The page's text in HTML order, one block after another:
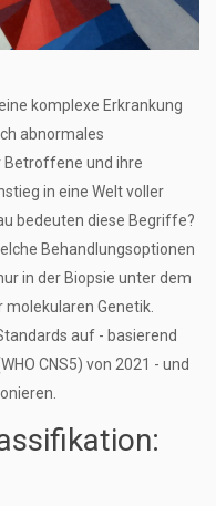
komplexe Erkrankung
abnormales
Betroffene und ihre
in eine Welt voller
bedeuten diese Begriffe?
Behandlungsoptionen
in der Biopsie unter dem
Genetik.
auf - basierend
CNS5) von 2021 - und